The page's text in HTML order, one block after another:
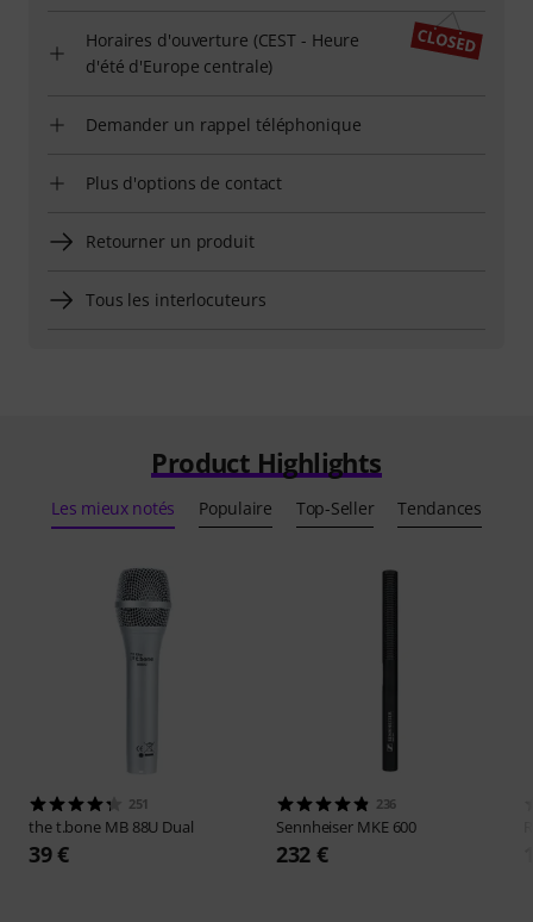
Horaires d'ouverture (CEST - Heure
d'été d'Europe centrale)
Demander un rappel téléphonique
Plus d'options de contact
Retourner un produit
Tous les interlocuteurs
Product Highlights
Les mieux notés Populaire Top-Seller Tendances
251
the t.bone MB 88U Dual
39 €
236
Sennheiser MKE 600
232 €